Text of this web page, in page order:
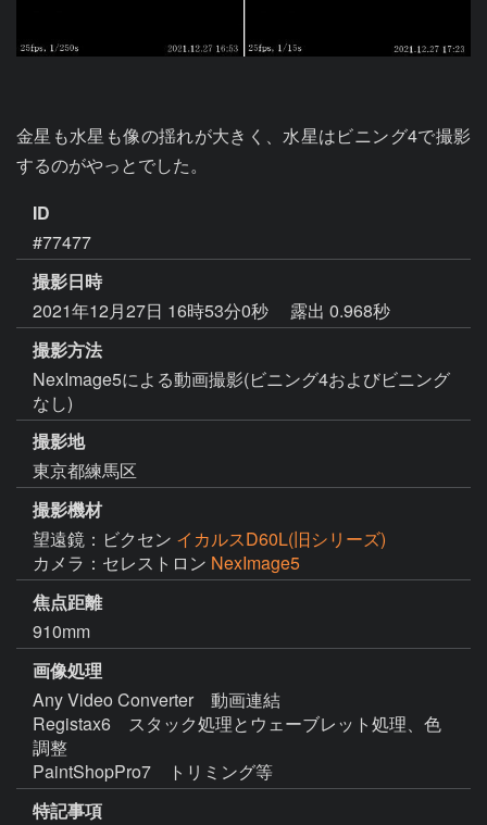
金星も水星も像の揺れが大きく、水星はビニング4で撮影
するのがやっとでした。
ID
#77477
撮影日時
2021年12月27日 16時53分0秒
露出 0.968秒
撮影方法
NexImage5による動画撮影(ビニング4およびビニング
なし)
撮影地
東京都練馬区
撮影機材
望遠鏡：ビクセン イカルスD60L(旧シリーズ)
カメラ：セレストロン NexImage5
焦点距離
910mm
画像処理
Any Video Converter　動画連結
Registax6　スタック処理とウェーブレット処理、色
調整
PaintShopPro7　トリミング等
特記事項